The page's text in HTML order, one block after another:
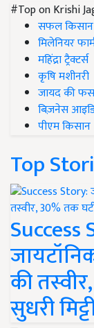
#Top on Krishi
सफल किसान
मिलेनियर
महिंद्रा ट्रैक्टर्स
कृषि मशीनरी
जायद की
बिज़नेस
पीएम किसान
Top
की
सुधरी